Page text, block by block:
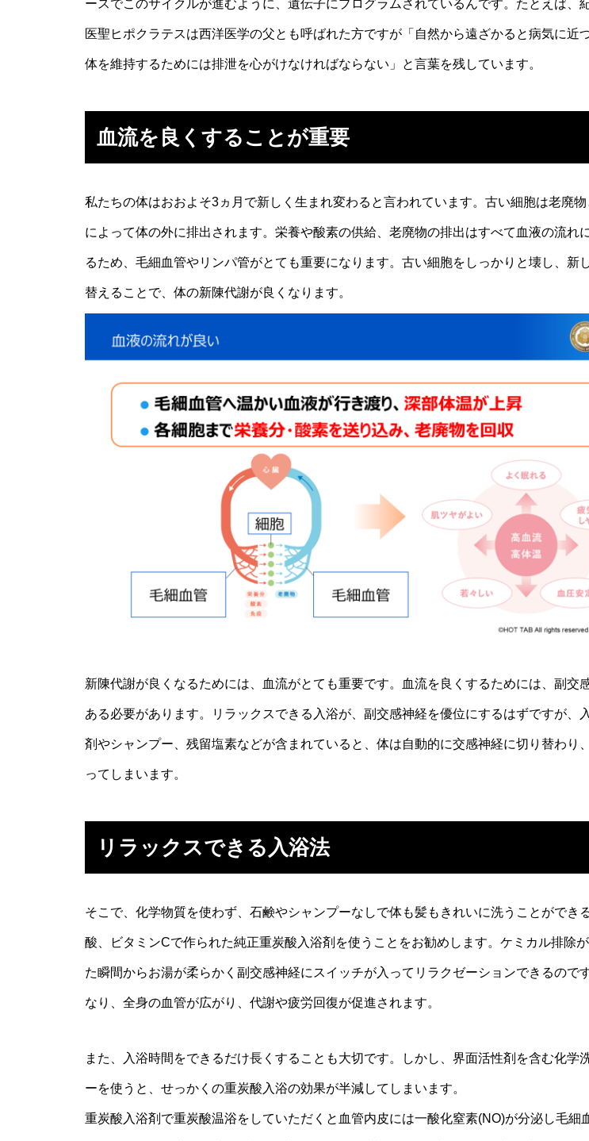
ースでこのサイクルが進むように、遺伝子にプログラムされているんです。たとえば、
医聖ヒポクラテスは西洋医学の父とも呼ばれた方ですが「自然から遠ざかると病気に近
体を維持するためには排泄を心がけなければならない」と言葉を残しています。
血流を良くすることが重要
私たちの体はおおよそ3ヵ月で新しく生まれ変わると言われています。古い細胞は老廃
によって体の外に排出されます。栄養や酸素の供給、老廃物の排出はすべて血液の流れ
るため、毛細血管やリンパ管がとても重要になります。古い細胞をしっかりと壊し、新
替えることで、体の新陳代謝が良くなります。
新陳代謝が良くなるためには、血流がとても重要です。血流を良くするためには、副交
ある必要があります。リラックスできる入浴が、副交感神経を優位にするはずですが、
剤やシャンプー、残留塩素などが含まれていると、体は自動的に交感神経に切り替わり
ってしまいます。
リラックスできる入浴法
そこで、化学物質を使わず、石鹸やシャンプーなしで体も髪もきれいに洗うことができ
酸、ビタミンCで作られた純正重炭酸入浴剤を使うことをお勧めします。ケミカル排除
た瞬間からお湯が柔らかく副交感神経にスイッチが入ってリラクゼーションできるので
なり、全身の血管が広がり、代謝や疲労回復が促進されます。
また、入浴時間をできるだけ長くすることも大切です。しかし、界面活性剤を含む化学
ーを使うと、せっかくの重炭酸入浴の効果が半減してしまいます。
重炭酸入浴剤で重炭酸温浴をしていただくと血管内皮には一酸化窒素(NO)が分泌し毛細